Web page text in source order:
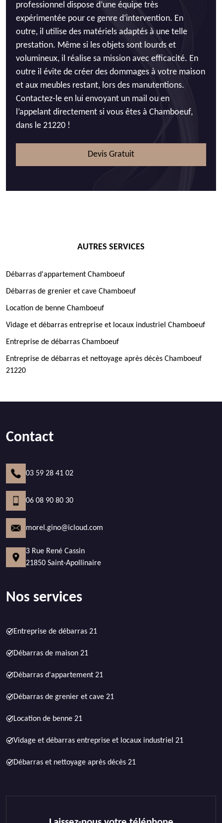
professionnel dispose d’une équipe très
expérimentée pour ce genre d’intervention. En
outre, il utilise des matériels adaptés à une telle
prestation. Même si les objets sont lourds et
volumineux, il réalise sa mission avec efficacité. En
outre il évite de créer des dommages à votre maison
et aux meubles restant, lors des manutentions.
Contactez-le en lui envoyant un mail ou en
l’appelant directement si vous êtes à Chamboeuf,
dans le 21220 !
Devis Gratuit
AUTRES SERVICES
Débarras d'appartement Chamboeuf
Débarras de grenier et cave Chamboeuf
Location de benne Chamboeuf
Vidage et débarras entreprise et locaux industriel Chamboeuf
Entreprise de débarras Chamboeuf
Entreprise de débarras et nettoyage après décès Chamboeuf
21220
Contact
03 59 28 41 02
06 08 90 80 30
morel.gino@icloud.com
3 Rue René Cassin
21850 Saint-Apollinaire
Nos services
Entreprise de débarras 21
Débarras de maison 21
Débarras d'appartement 21
Débarras de grenier et cave 21
Location de benne 21
Vidage et débarras entreprise et locaux industriel 21
Débarras et nettoyage après décès 21